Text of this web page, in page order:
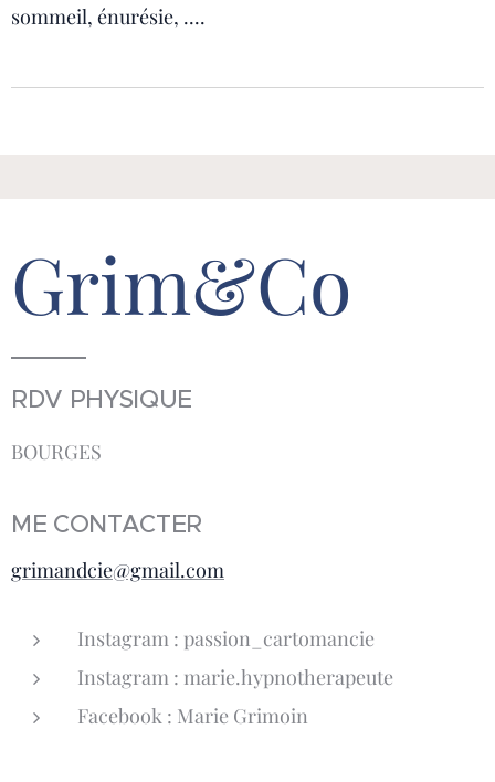
sommeil, énurésie, ....
Grim&Co
RDV PHYSIQUE
BOURGES
ME CONTACTER
grimandcie@gmail.com
Instagram : passion_cartomancie
Instagram : marie.hypnotherapeute
Facebook : Marie Grimoin